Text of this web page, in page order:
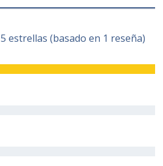
estrellas (basado en 1 reseña)